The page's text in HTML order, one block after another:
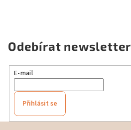
Odebírat newsletter
E-mail
Přihlásit se